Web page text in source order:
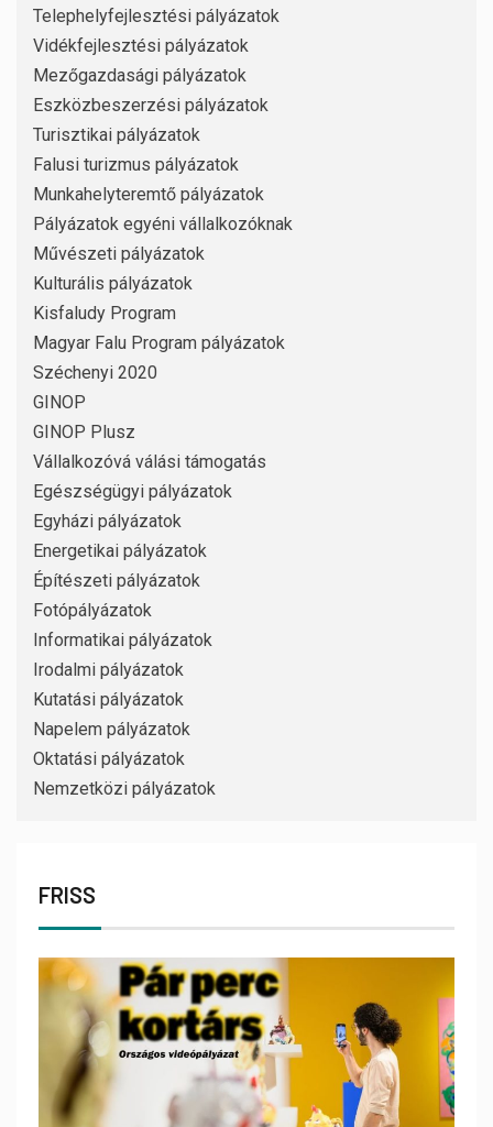
Telephelyfejlesztési pályázatok
Vidékfejlesztési pályázatok
Mezőgazdasági pályázatok
Eszközbeszerzési pályázatok
Turisztikai pályázatok
Falusi turizmus pályázatok
Munkahelyteremtő pályázatok
Pályázatok egyéni vállalkozóknak
Művészeti pályázatok
Kulturális pályázatok
Kisfaludy Program
Magyar Falu Program pályázatok
Széchenyi 2020
GINOP
GINOP Plusz
Vállalkozóvá válási támogatás
Egészségügyi pályázatok
Egyházi pályázatok
Energetikai pályázatok
Építészeti pályázatok
Fotópályázatok
Informatikai pályázatok
Irodalmi pályázatok
Kutatási pályázatok
Napelem pályázatok
Oktatási pályázatok
Nemzetközi pályázatok
FRISS